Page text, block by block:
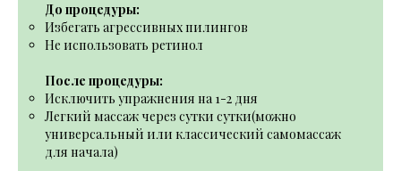
До процедуры:
Избегать агрессивных пилингов
Не использовать ретинол
После процедуры:
Исключить упражнения на 1-2 дня
Легкий массаж через сутки сутки(можно
универсальный или классический самомассаж
для начала)